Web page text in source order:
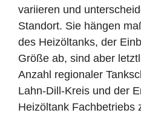
variieren und
Standort. Sie hängen
des Heizöltanks, der
Größe ab, sind aber
Anzahl regionaler
Lahn-Dill-Kreis und der
Heizöltank Fachbetriebs